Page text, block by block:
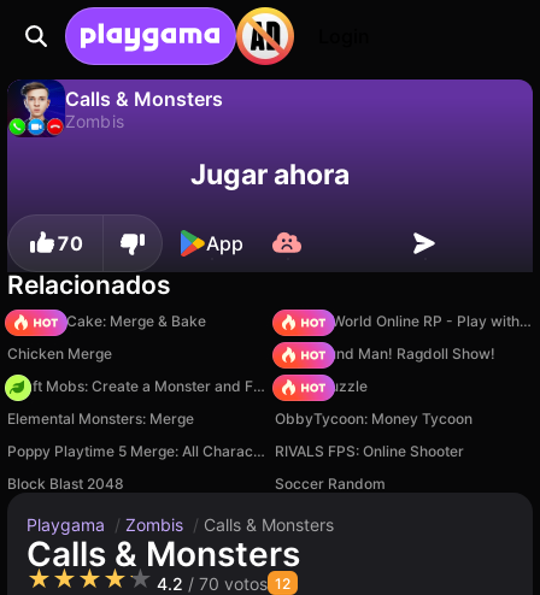
Calls & Monsters
Zombis
¡Guarda el progreso!Jugar ahora
70 App
Relacionados
Piece of Cake: Merge & Bake
Sprunki World Online RP - Play with Friends!
Chicken Merge
Playground Man! Ragdoll Show!
Craft Mobs: Create a Monster and Fight! Arrow Puzzle
Elemental Monsters: Merge
ObbyTycoon: Money Tycoon
Poppy Playtime 5 Merge: All Characters
RIVALS FPS: Online Shooter
Block Blast 2048
Soccer Random
Playgama / Zombis / Calls & Monsters
Calls & Monsters
★★★★★ 4.2 / 70 votos 12